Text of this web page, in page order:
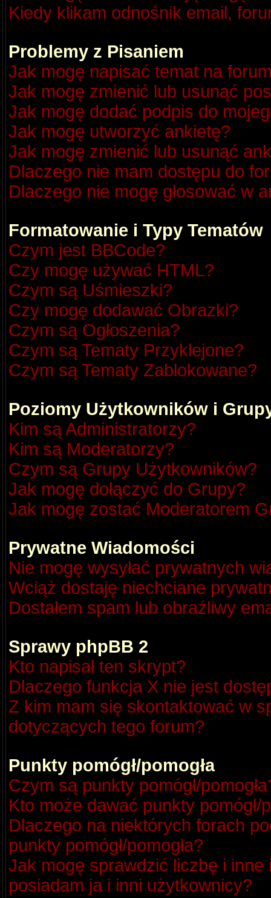
Kiedy klikam odnośnik email,
Problemy z Pisaniem
Jak mogę napisać temat na
Jak mogę zmienić lub usunąć
Jak mogę dodać podpis do
Jak mogę utworzyć ankietę?
Jak mogę zmienić lub usunąć
Dlaczego nie mam dostępu do
Dlaczego nie mogę głosować w
Formatowanie i Typy Tematów
Czym jest BBCode?
Czy mogę używać HTML?
Czym są Uśmieszki?
Czy mogę dodawać Obrazki?
Czym są Ogłoszenia?
Czym są Tematy Przyklejone?
Czym są Tematy Zablokowane?
Poziomy Użytkowników i
Kim są Administratorzy?
Kim są Moderatorzy?
Czym są Grupy Użytkowników?
Jak mogę dołączyć do Grupy?
Jak mogę zostać Moderatorem
Prywatne Wiadomości
Nie mogę wysyłać prywatnych
Wciąż dostaję niechciane
Dostałem spam lub obraźliwy
Sprawy phpBB 2
Kto napisał ten skrypt?
Dlaczego funkcja X nie jest
Z kim mam się skontaktować w
dotyczących tego forum?
Punkty pomógł/pomogła
Czym są punkty pomógł/
Kto może dawać punkty pomógł/
Dlaczego na niektórych forach
punkty pomógł/pomogła?
Jak mogę sprawdzić liczbę i
posiadam ja i inni użytkownicy?